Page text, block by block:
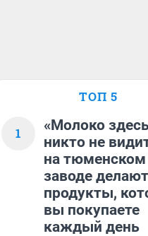
ТОП 5
1
«Молоко
никто не
на тюменском
заводе делают
продукты,
вы покупаете
каждый день